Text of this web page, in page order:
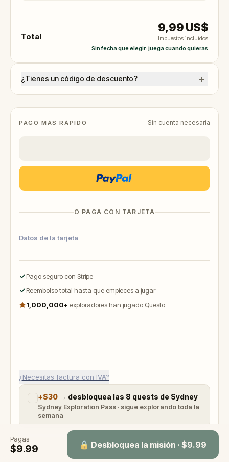
PAGO MÁS RÁPIDO Sin cuenta necesaria
O PAGA CON TARJETA
Datos de la tarjeta
Pago seguro con Stripe
Reembolso total hasta que empieces a jugar
1,000,000+ exploradores han jugado Questo
Pagas
$9.99 🔒 Desbloquea la misión · $9.99
¿Necesitas factura con IVA?
+$30 → desbloquea las 8 quests de Sydney
Sydney Exploration Pass · sigue explorando toda la
semana
Total
9,99 US$
Impuestos incluidos
Sin fecha que elegir: juega cuando quieras
¿Tienes un código de descuento? +